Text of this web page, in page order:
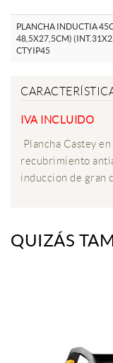
PLANCHA INDUCTIA
48,5X27,5CM)
CTYIP45
IVA INCLUIDO
Plancha Castey
recubrimiento
induccion de gran
QUIZÁS